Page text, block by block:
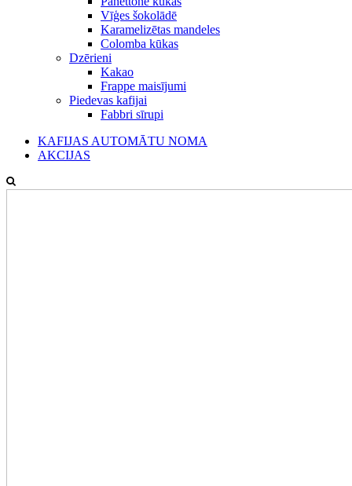
Vīģes šokolādē
Karamelizētas mandeles
Colomba kūkas
Dzērieni
Kakao
Frappe maisījumi
Piedevas kafijai
Fabbri sīrupi
KAFIJAS AUTOMĀTU NOMA
AKCIJAS